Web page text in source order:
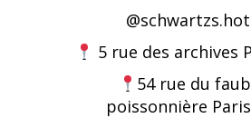
@
5 rue des archives
54 rue du
poissonnière